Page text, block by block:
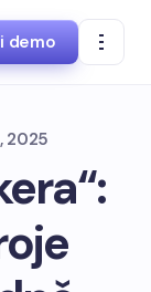
demo
2025